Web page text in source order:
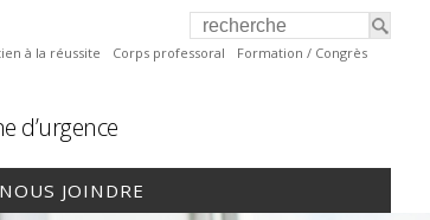
à la réussite Corps professoral Formation / Congrès
d’urgence
NOUS JOINDRE